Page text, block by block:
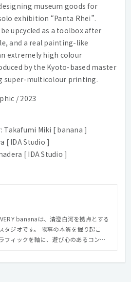
museum goods for
exhibition “Panta Rhei”.
upcycled as a toolbox after
and a real painting-like
extremely high colour
by the Kyoto-based master
super-multicolour printing.
/ 2023
Takafumi Miki [ banana ]
[ IDA Studio ]
[ IDA Studio ]
bananaは、清澄白河を拠点とする
タジオです。 物事の本質を掘り起こ
フィックを軸に、遊び心のあるコンセ